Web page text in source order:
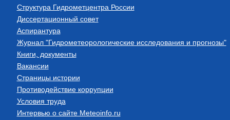
Структура Гидрометцентра России
Диссертационный совет
Аспирантура
Журнал "Гидрометеорологические исследования и прогнозы"
Книги, документы
Вакансии
Страницы истории
Противодействие коррупции
Условия труда
Интервью о сайте Meteoinfo.ru